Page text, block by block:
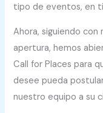
tipo de eventos, en
Ahora, siguiendo
apertura, hemos
Call for Places para
desee pueda
nuestro equipo a su